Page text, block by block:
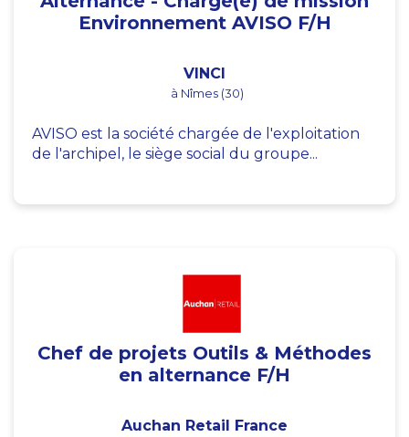
Environnement AVISO F/H
VINCI
à Nîmes (30)
AVISO est la société chargée de l'exploitation
de l'archipel, le siège social du groupe...
Chef de projets Outils & Méthodes
en alternance F/H
Auchan Retail France